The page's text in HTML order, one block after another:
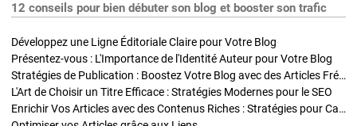
12 conseils pour bien débuter son blog et booster son trafic
Développez une Ligne Éditoriale Claire pour Votre Blog
Présentez-vous : L'Importance de l'Identité Auteur pour Votre Blog
Stratégies de Publication : Boostez Votre Blog avec des Articles Fréquents et Exclusifs
L'Art de Choisir un Titre Efficace : Stratégies Modernes pour le SEO
Enrichir Vos Articles avec des Contenus Riches : Stratégies pour Captiver et Optimiser